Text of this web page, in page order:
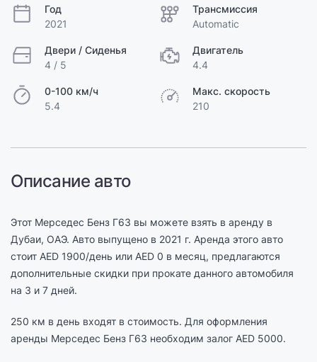
Год
2021
Трансмиссия
Automatic
Двери / Сиденья
4 / 5
Двигатель
4.4
0-100 км/ч
5.4
Макс. скорость
210
Описание авто
Этот Мерседес Бенз Г63 вы можете взять в аренду в
Дубаи, ОАЭ. Авто выпущено в 2021 г. Аренда этого авто
стоит AED 1900/день или AED 0 в месяц, предлагаются
дополнительные скидки при прокате данного автомобиля
на 3 и 7 дней.
250 км в день входят в стоимость. Для оформления
аренды Мерседес Бенз Г63 необходим залог AED 5000.